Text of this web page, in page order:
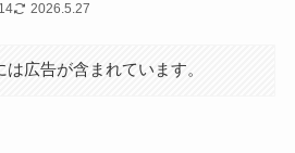
2026.5.27
広告が含まれています。